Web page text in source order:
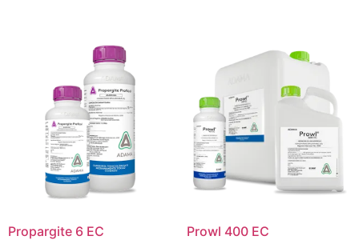
Propargite 6 EC Prowl 400 EC